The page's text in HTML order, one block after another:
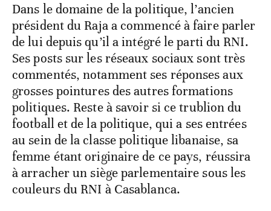
Dans le domaine de la politique, l’ancien
président du Raja a commencé à faire parler
de lui depuis qu’il a intégré le parti du RNI.
Ses posts sur les réseaux sociaux sont très
commentés, notamment ses réponses aux
grosses pointures des autres formations
politiques. Reste à savoir si ce trublion du
football et de la politique, qui a ses entrées
au sein de la classe politique libanaise, sa
femme étant originaire de ce pays, réussira
à arracher un siège parlementaire sous les
couleurs du RNI à Casablanca.